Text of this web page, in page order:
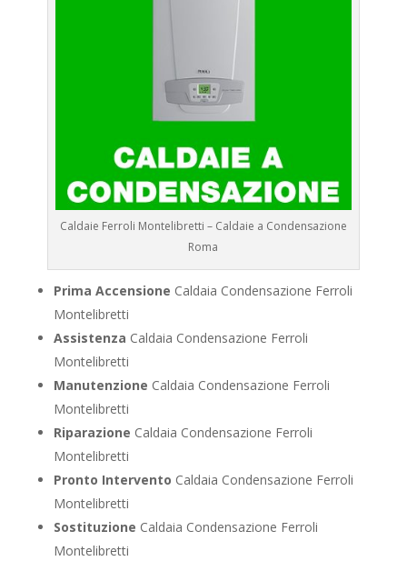
Caldaie Ferroli Montelibretti – Caldaie a Condensazione
Roma
Prima Accensione Caldaia Condensazione Ferroli
Montelibretti
Assistenza Caldaia Condensazione Ferroli
Montelibretti
Manutenzione Caldaia Condensazione Ferroli
Montelibretti
Riparazione Caldaia Condensazione Ferroli
Montelibretti
Pronto Intervento Caldaia Condensazione Ferroli
Montelibretti
Sostituzione Caldaia Condensazione Ferroli
Montelibretti